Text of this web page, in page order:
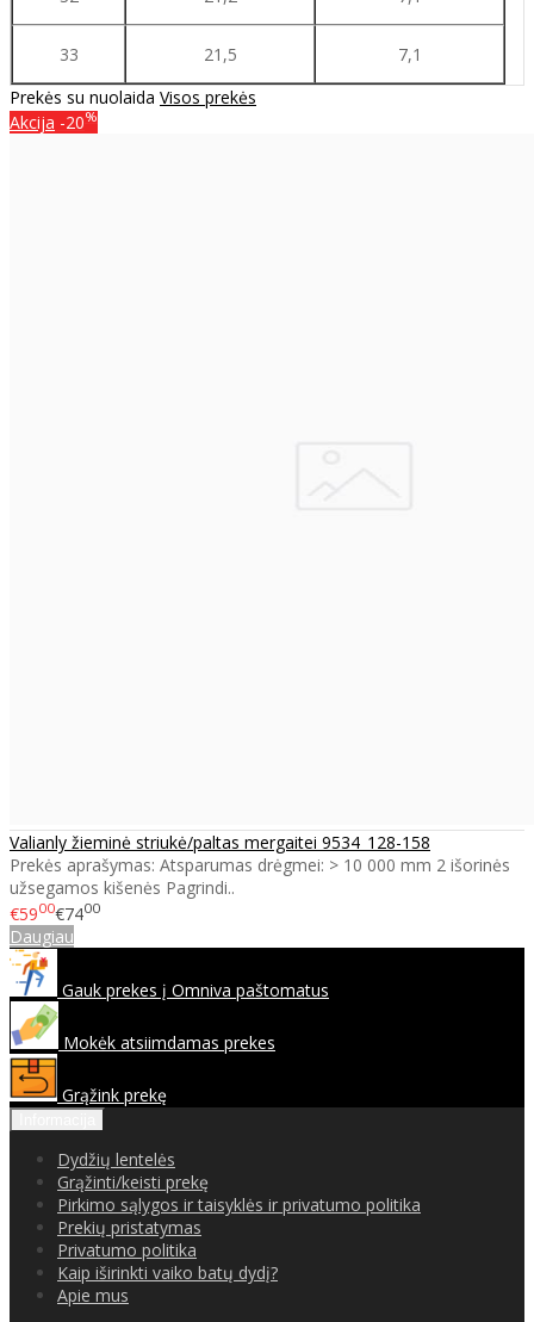
33 21,5
7,1
Prekės su nuolaida Visos prekės
Akcija -20%
Valianly žieminė striukė/paltas mergaitei 9534_128-158
Prekės aprašymas: Atsparumas drėgmei: > 10 000 mm 2 išorinės
užsegamos kišenės Pagrindi..
€5900€7400
Daugiau
Gauk prekes į Omniva paštomatus
Mokėk atsiimdamas prekes
Grąžink prekę
Dydžių lentelės
Grąžinti/keisti prekę
Pirkimo sąlygos ir taisyklės ir privatumo politika
Prekių pristatymas
Privatumo politika
Kaip iširinkti vaiko batų dydį?
Apie mus